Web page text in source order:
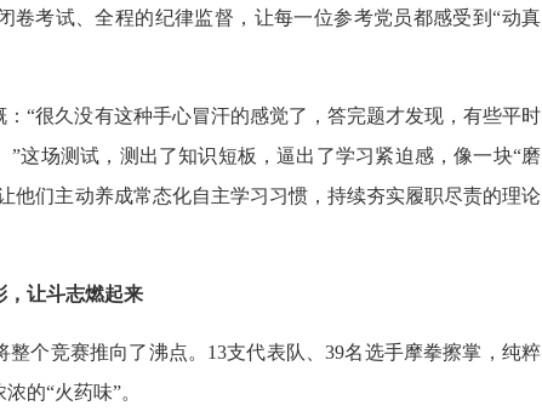
卷考试、全程的纪律监督，让每一位参考党员都感受到“动真
“很久没有这种手心冒汗的感觉了，答完题才发现，有些平时
这场测试，测出了知识短板，逼出了学习紧迫感，像一块“磨
他们主动养成常态化自主学习习惯，持续夯实履职尽责的理论
，让斗志燃起来
个竞赛推向了沸点。13支代表队、39名选手摩拳擦掌，纯粹
的“火药味”。